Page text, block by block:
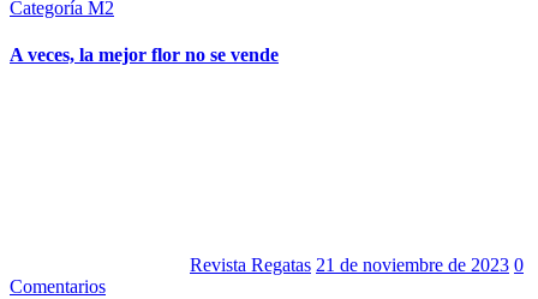
Categoría M2
A veces, la mejor flor no se vende
Revista Regatas 21 de noviembre de 2023 0
Comentarios